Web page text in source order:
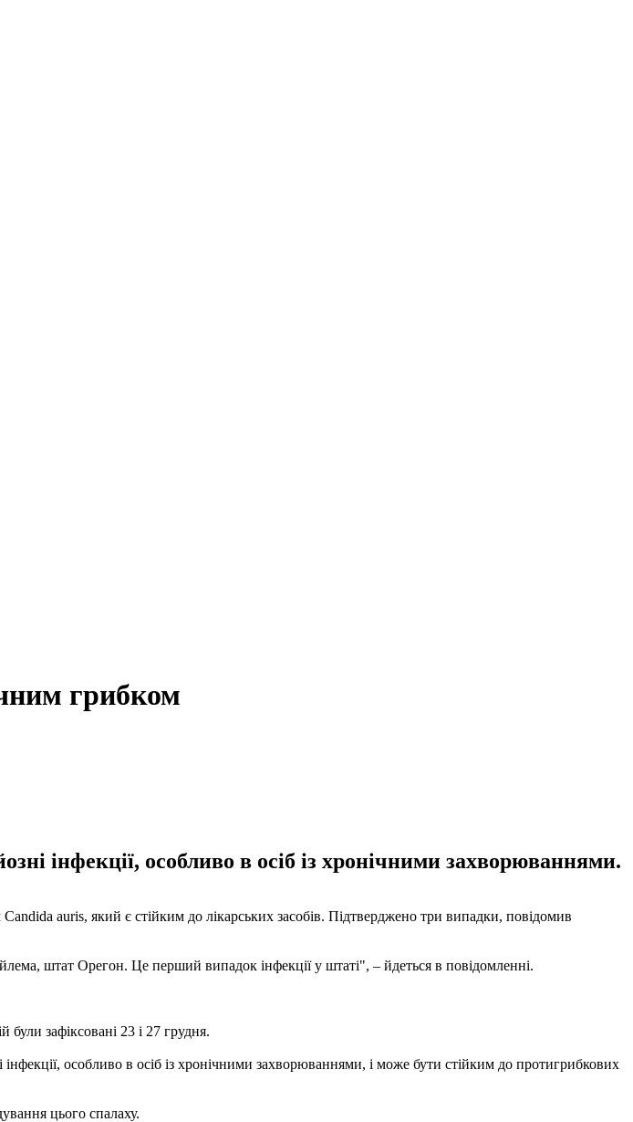
грибком
інфекції, особливо в осіб із хронічними захворюваннями.
auris, який є стійким до лікарських засобів. Підтверджено три випадки, повідомив
штат Орегон. Це перший випадок інфекції у штаті", – йдеться в повідомленні.
зафіксовані 23 і 27 грудня.
особливо в осіб із хронічними захворюваннями, і може бути стійким до протигрибкових
цього спалаху.